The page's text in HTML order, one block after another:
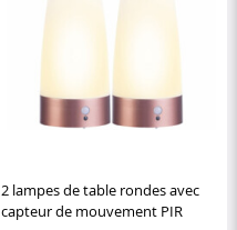
2 lampes de table rondes avec
capteur de mouvement PIR